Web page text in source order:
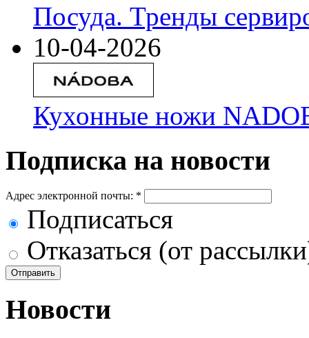
Посуда. Тренды
10-04-2026
Кухонные ножи
Подписка на новости
Адрес электронной почты: *
Подписаться
Отказаться (от
Новости